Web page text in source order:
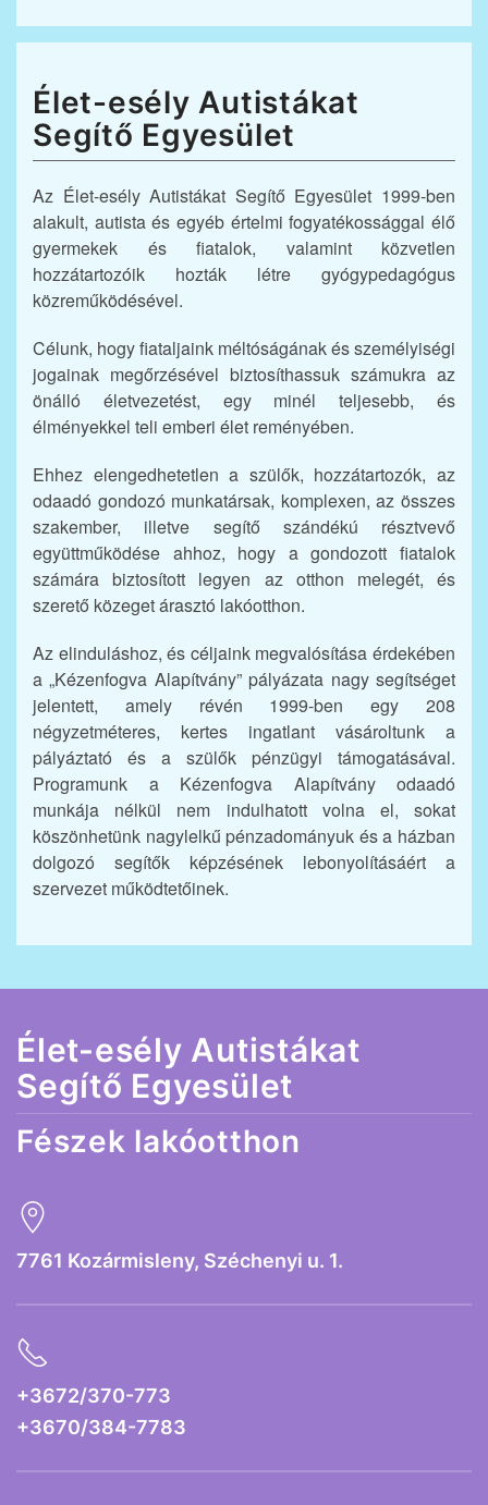
Élet-esély Autistákat
Segítő Egyesület
Az Élet-esély Autistákat Segítő Egyesület 1999-ben
alakult, autista és egyéb értelmi fogyatékossággal élő
gyermekek és fiatalok, valamint közvetlen
hozzátartozóik hozták létre gyógypedagógus
közreműködésével.
Célunk, hogy fiataljaink méltóságának és személyiségi
jogainak megőrzésével biztosíthassuk számukra az
önálló életvezetést, egy minél teljesebb, és
élményekkel teli emberi élet reményében.
Ehhez elengedhetetlen a szülők, hozzátartozók, az
odaadó gondozó munkatársak, komplexen, az összes
szakember, illetve segítő szándékú résztvevő
együttműködése ahhoz, hogy a gondozott fiatalok
számára biztosított legyen az otthon melegét, és
szerető közeget árasztó lakóotthon.
Az elinduláshoz, és céljaink megvalósítása érdekében
a „Kézenfogva Alapítvány” pályázata nagy segítséget
jelentett, amely révén 1999-ben egy 208
négyzetméteres, kertes ingatlant vásároltunk a
pályáztató és a szülők pénzügyi támogatásával.
Programunk a Kézenfogva Alapítvány odaadó
munkája nélkül nem indulhatott volna el, sokat
köszönhetünk nagylelkű pénzadományuk és a házban
dolgozó segítők képzésének lebonyolításáért a
szervezet működtetőinek.
Élet-esély Autistákat
Segítő Egyesület
Fészek lakóotthon
7761 Kozármisleny, Széchenyi u. 1.
+3672/370-773
+3670/384-7783